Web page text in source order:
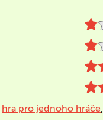
hra pro jednoho hráče,